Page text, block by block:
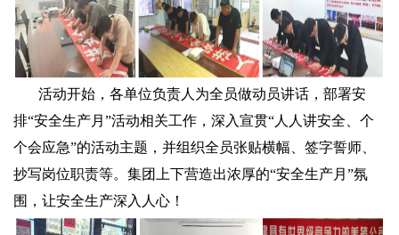
活动开始，各单位负责人为全员做动员讲话，部署安
排“安全生产月”活动相关工作，深入宣贯“人人讲安全、个
个会应急”的活动主题，并组织全员张贴横幅、签字誓师、
抄写岗位职责等。集团上下营造出浓厚的“安全生产月”氛
围，让安全生产深入人心！